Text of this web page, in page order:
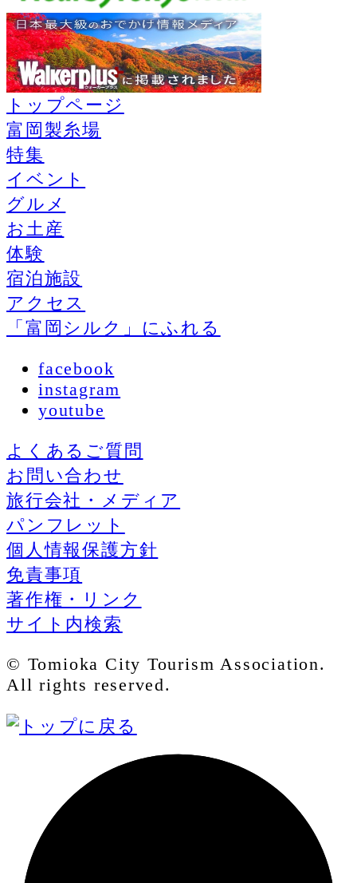
トップページ
富岡製糸場
特集
イベント
グルメ
お土産
体験
宿泊施設
アクセス
「富岡シルク」にふれる
facebook
instagram
youtube
よくあるご質問
お問い合わせ
旅行会社・メディア
パンフレット
個人情報保護方針
免責事項
著作権・リンク
サイト内検索
© Tomioka City Tourism Association.
All rights reserved.